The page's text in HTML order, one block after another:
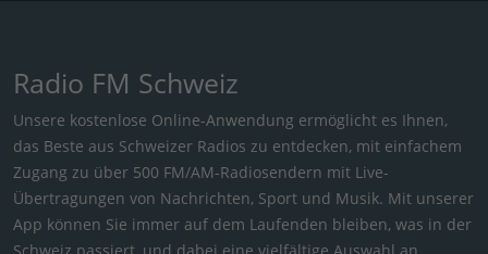
Radio FM Schweiz
Unsere kostenlose Online-Anwendung ermöglicht es Ihnen,
das Beste aus Schweizer Radios zu entdecken, mit einfachem
Zugang zu über 500 FM/AM-Radiosendern mit Live-
Übertragungen von Nachrichten, Sport und Musik. Mit unserer
App können Sie immer auf dem Laufenden bleiben, was in der
Schweiz passiert, und dabei eine vielfältige Auswahl an